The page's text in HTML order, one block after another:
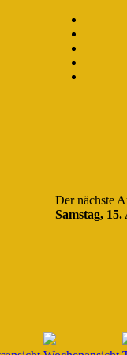
Der nächste
Samstag,